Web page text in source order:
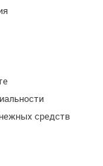
средств